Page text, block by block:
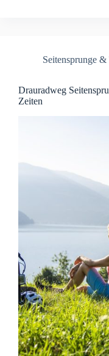
Seitensprunge &
Drauradweg
Zeiten